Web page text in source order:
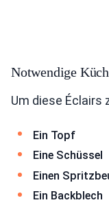
Notwendige
Um diese Éclairs
Ein Topf
Eine Schüssel
Einen
Ein Backblech